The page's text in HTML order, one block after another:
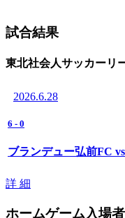
試合結果
東北社会人サッカーリ
2026.6.28
6 - 0
ブランデュー弘前FC
詳 細
ホームゲーム入場